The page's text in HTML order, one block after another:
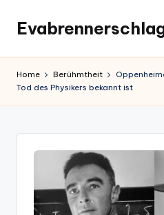
content
Home Berühmtheit
Tod des Physikers bekannt ist